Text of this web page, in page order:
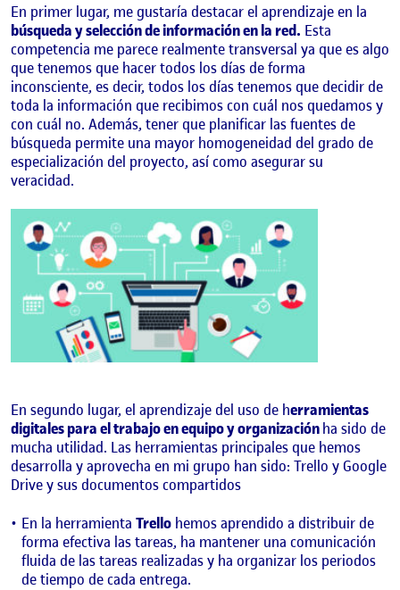
En primer lugar, me gustaría destacar el aprendizaje en la
búsqueda y selección de información en la red. Esta
competencia me parece realmente transversal ya que es algo
que tenemos que hacer todos los días de forma
inconsciente, es decir, todos los días tenemos que decidir de
toda la información que recibimos con cuál nos quedamos y
con cuál no. Además, tener que planificar las fuentes de
búsqueda permite una mayor homogeneidad del grado de
especialización del proyecto, así como asegurar su
veracidad.
En segundo lugar, el aprendizaje del uso de herramientas
digitales para el trabajo en equipo y organizaciónha sido de
mucha utilidad. Las herramientas principales que hemos
desarrolla y aprovecha en mi grupo han sido: Trello y Google
Drive y sus documentos compartidos
En la herramienta Trello hemos aprendido a distribuir de
forma efectiva las tareas, ha mantener una comunicación
fluida de las tareas realizadas y ha organizar los periodos
de tiempo de cada entrega.